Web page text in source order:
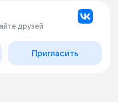
друзей
Пригласить